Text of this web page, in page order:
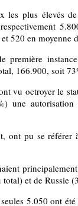
plus élevés
520 en moyenne
première
166.900, soit
vu octroyer le
une
ont pu se référer
et de Russie
5.050 ont